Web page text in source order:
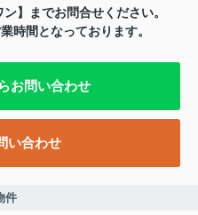
】までお問合せください。
時間となっております。
お問い合わせ
い合わせ
件